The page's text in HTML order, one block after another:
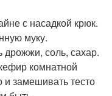
с насадкой крюк.
муку.
дрожжи, соль, сахар.
комнатной
и замешивать тесто